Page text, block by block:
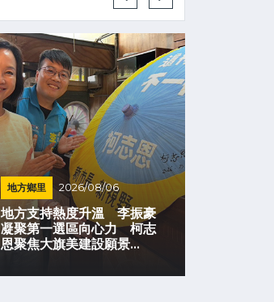
地方鄉里 2026/08/06
地方支持熱度升溫 李振豪
凝聚第一選區向心力 柯志
恩聚焦大旗美建設願景...